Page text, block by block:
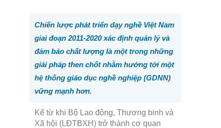
Chiến lược phát triển dạy nghề Việt Nam
giai đoạn 2011-2020 xác định quản lý và
đảm bảo chất lượng là một trong những
giải pháp then chốt nhằm hướng tới một
hệ thống giáo dục nghề nghiệp (GDNN)
vững mạnh hơn.
Kể từ khi Bộ Lao động, Thương binh và
Xã hội (LĐTBXH) trở thành cơ quan